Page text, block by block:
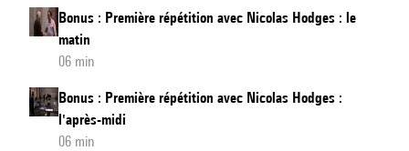
CombierBonus : Première répétition avec Nicolas Hodges : le
matin
06 min
Bonus : Première répétition avec Nicolas Hodges :
l'après-midi
06 min